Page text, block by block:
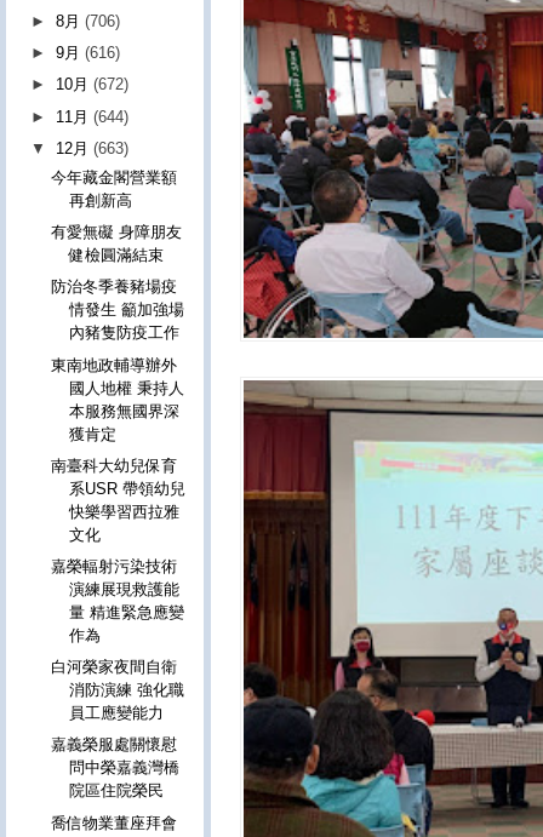
►8月(706)
►9月(616)
► 10月(672)
► 11月(644)
▼ 12月(663)
今年藏金閣營業額
再創新高
有愛無礙 身障朋友
健檢圓滿結束
防治冬季養豬場疫
情發生 籲加強場
內豬隻防疫工作
東南地政輔導辦外
國人地權 秉持人
本服務無國界深
獲肯定
南臺科大幼兒保育
系USR 帶領幼兒
快樂學習西拉雅
文化
嘉榮輻射污染技術
演練展現救護能
量 精進緊急應變
作為
白河榮家夜間自衛
消防演練 強化職
員工應變能力
嘉義榮服處關懷慰
問中榮嘉義灣橋
院區住院榮民
喬信物業董座拜會